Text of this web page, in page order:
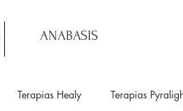
ANABASIS
Terapias Healy Terapias